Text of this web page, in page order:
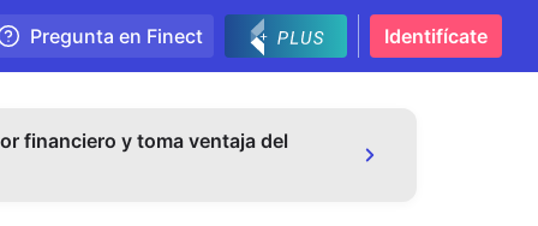
Pregunta en Finect Identifícate
financiero y toma ventaja del